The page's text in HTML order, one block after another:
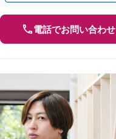
電話でお問い合わせ